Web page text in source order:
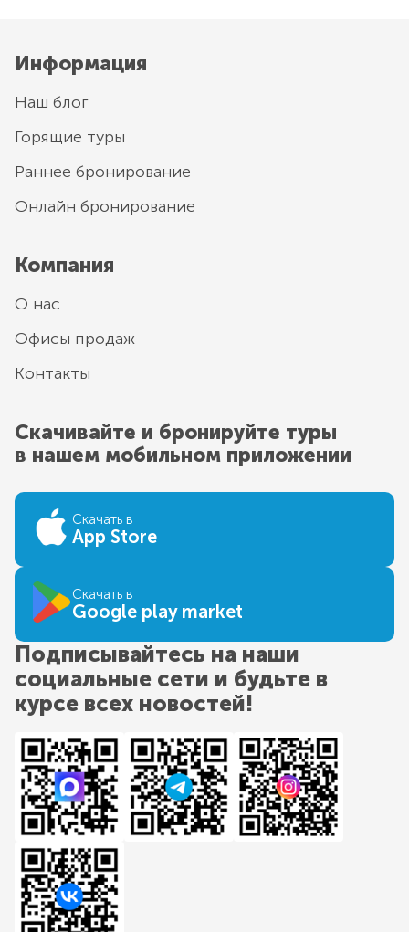
Информация
Наш блог
Горящие туры
Раннее бронирование
Онлайн бронирование
Компания
О нас
Офисы продаж
Контакты
Скачивайте и бронируйте туры
в нашем мобильном приложении
Скачать в
App Store
Скачать в
Google play market
Подписывайтесь на наши
социальные сети и будьте в
курсе всех новостей!